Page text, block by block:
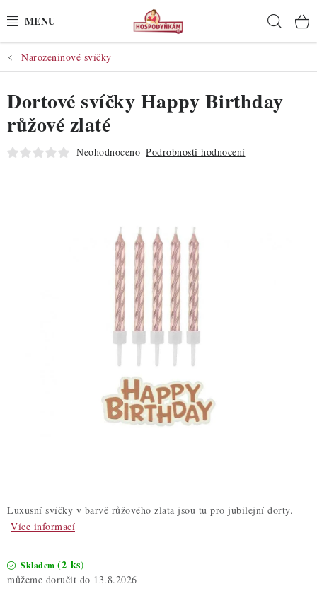
na
POTŘEBY
POMŮCKY
SUROVINY
TÉMATICKÉ PRODUKTY
Nepřevzetí zásilky na dobírku
Obchodní podmínky
Hodnocení obchodu
Podmínky ochrany osobních údajů
Narozeninové svíčky
Luxusní svíčky v barvě růžového zlata jsou tu pro jubilejní dorty.
Více informací
Skladem (2 ks)
13.8.2026
Dortové svíčky Happy Birthday
růžové zlaté
Neohodnoceno Podrobnosti hodnocení